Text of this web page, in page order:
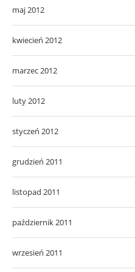
maj 2012
kwiecień 2012
marzec 2012
luty 2012
styczeń 2012
grudzień 2011
listopad 2011
październik 2011
wrzesień 2011